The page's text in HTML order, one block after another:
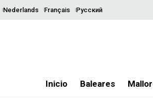
Nederlands Français Русский
Inicio Baleares